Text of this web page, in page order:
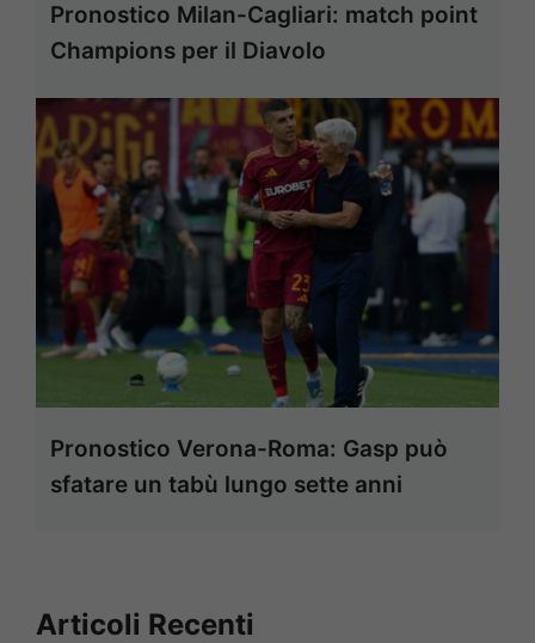
Pronostico Milan-Cagliari: match point
Champions per il Diavolo
Pronostico Verona-Roma: Gasp può
sfatare un tabù lungo sette anni
Articoli Recenti